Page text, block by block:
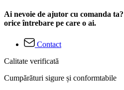
Ai nevoie de ajutor cu comanda
orice întrebare pe care o ai.
Contact
Calitate verificată
Cumpărături sigure și conformtabile